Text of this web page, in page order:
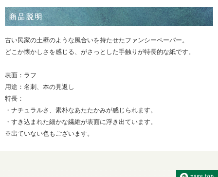
古い民家の土壁のような風合いを持たせたファンシーペーパー。
どこか懐かしさを感じる、がさっとした手触りが特長的な紙です。
表面：ラフ
用途：名刺、本の見返し
特長：
・ナチュラルさ、素朴なあたたかみが感じられます。
・すき込まれた細かな繊維が表面に浮き出ています。
※出ていない色もございます。